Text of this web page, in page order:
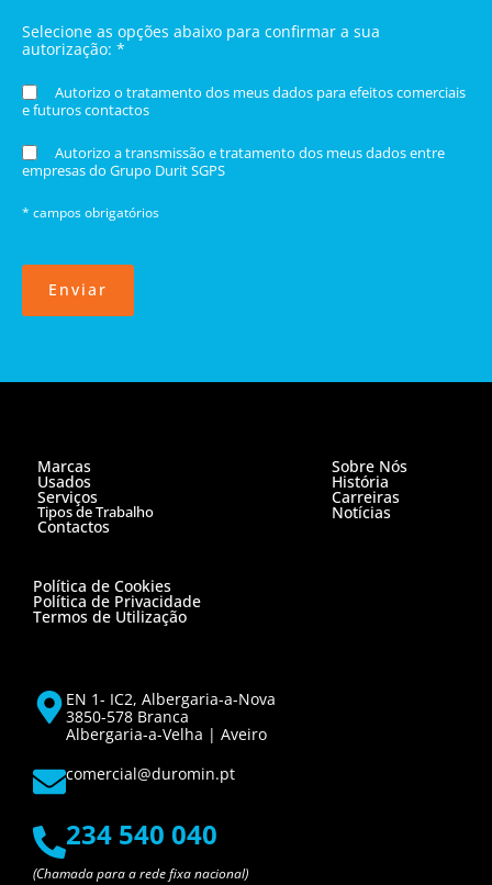
Selecione as opções abaixo para confirmar a sua
autorização: *
Autorizo o tratamento dos meus dados para efeitos comerciais
e futuros contactos
Autorizo a transmissão e tratamento dos meus dados entre
empresas do Grupo Durit SGPS
* campos obrigatórios
Enviar
Marcas
Usados
Serviços
Tipos de Trabalho
Contactos
Sobre Nós
História
Carreiras
Notícias
Política de Cookies
Política de Privacidade
Termos de Utilização
EN 1- IC2, Albergaria-a-Nova
3850-578 Branca
Albergaria-a-Velha | Aveiro
comercial@duromin.pt
234 540 040
(Chamada para a rede fixa nacional)